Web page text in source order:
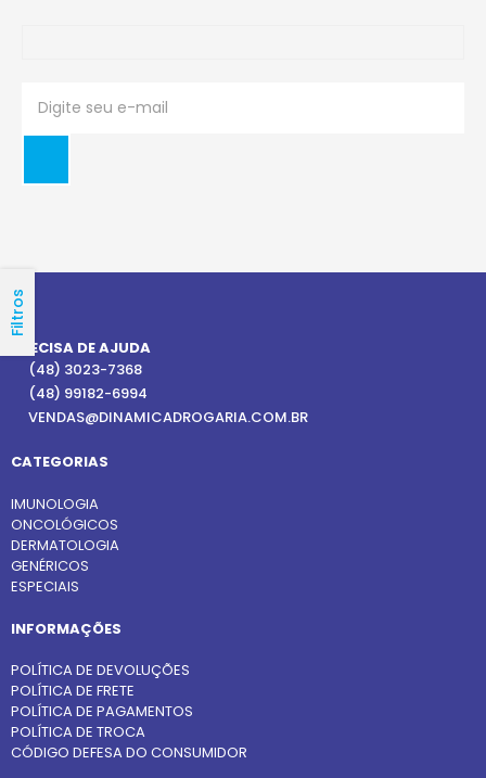
Filtros
PRECISA DE AJUDA
(48) 3023-7368
(48) 99182-6994
VENDAS@DINAMICADROGARIA.COM.BR
CATEGORIAS
IMUNOLOGIA
ONCOLÓGICOS
DERMATOLOGIA
GENÉRICOS
ESPECIAIS
INFORMAÇÕES
POLÍTICA DE DEVOLUÇÕES
POLÍTICA DE FRETE
POLÍTICA DE PAGAMENTOS
POLÍTICA DE TROCA
CÓDIGO DEFESA DO CONSUMIDOR